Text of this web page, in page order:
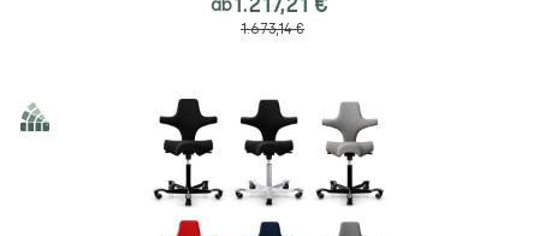
ab
1.673,14 €